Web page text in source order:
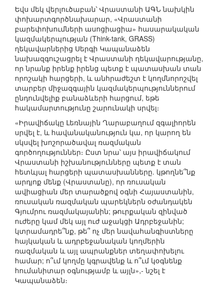
Եվս մեկ վերլուծաբան՝ Վրաստանի ԱԳՆ նախկին
փոխարտգործնախարար, «Վրաստանի
բարեփոխումների ասոցիացիա» հասարակական
կազմակերպության (Think-tank, GRASS)
ղեկավարներից Սերգի Կապանաձեն
նախազգուշացրել է Վրաստանի ղեկավարությանը,
որ նրանք իրենք իրենց պետք է պատասխան տան
որոշակի հարցերի, և անհրաժեշտ է կողմնորոշվել
տարբեր միջազգային կազմակերպություններում
ընդունվելիք բանաձևերի հարցում, եթե
հակամարտությունը շարունակի սրվել։
«Իրավիճակը Լեռնային Ղարաբաղում զգալիորեն
սրվել է, և հավանականություն կա, որ կարող են
սկսվել խոշորածավալ ռազմական
գործողություններ։ Ըստ նրա՝ այս իրավիճակում
Վրաստանի իշխանությունները պետք է տան
հետևյալ հարցերի պատասխանները. կթողնե՞նք
արդյոք մենք (Վրաստանը), որ ռուսական
ավիացիան մեր տարածքով օգնի Հայաստանին,
ռուսական ռազմական պարեկներն օժանդակեն
Գյումրու ռազմակայանին; թուրքական զինված
ուժերը կամ մեկ այլ ուժ աջակցի Ադրբեջանին;
կտրամադրե՞նք, թե՞ ոչ մեր նավահանգիստները
հայկական և ադրբեջանական կողմերին
ռազմական և այլ ապրանքներ տեղափոխելու
համար; ո՞ւմ կողմը կգրավենք և ո՞ւմ կօգնենք
հումանիտար օգնությամբ և այլն»,- նշել է
Կապանաձեն։